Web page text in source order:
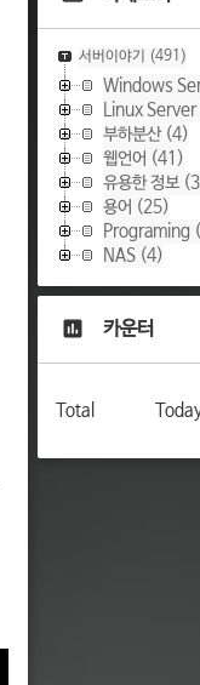
서버이야기 (491)
Windows
Linux Server
부하분산(4)
웹언어 (41)
유용한 정보
용어 (25)
Programing
NAS (4)
카운터
Total